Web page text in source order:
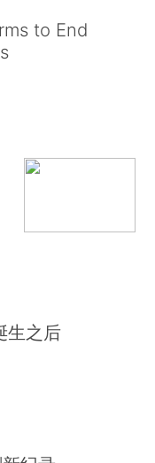
to End
生之后